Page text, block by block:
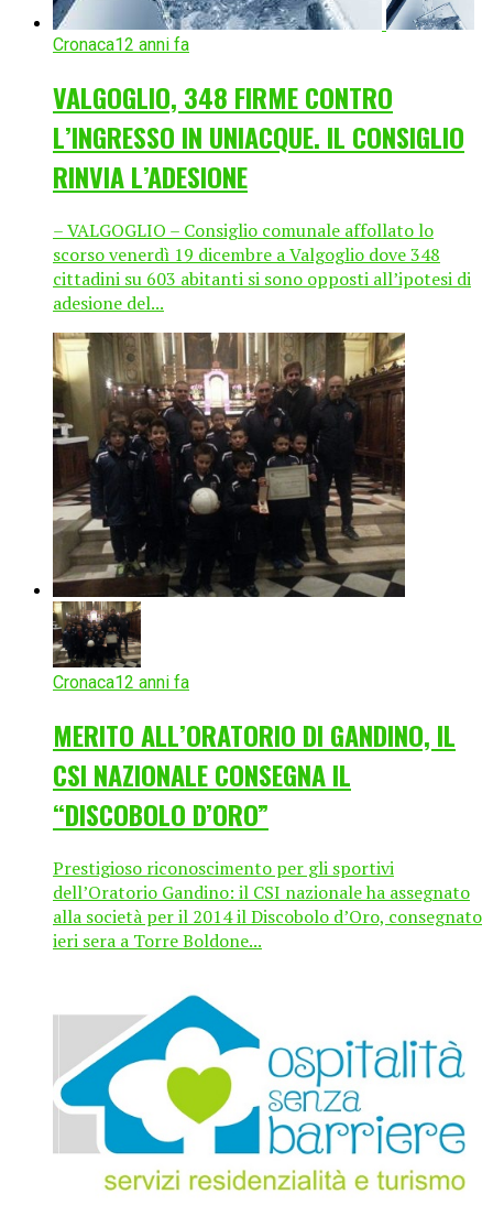
Cronaca12 anni fa
VALGOGLIO, 348 FIRME CONTRO
L’INGRESSO IN UNIACQUE. IL CONSIGLIO
RINVIA L’ADESIONE
– VALGOGLIO – Consiglio comunale affollato lo
scorso venerdì 19 dicembre a Valgoglio dove 348
cittadini su 603 abitanti si sono opposti all’ipotesi di
adesione del...
Cronaca12 anni fa
MERITO ALL’ORATORIO DI GANDINO, IL
CSI NAZIONALE CONSEGNA IL
“DISCOBOLO D’ORO”
Prestigioso riconoscimento per gli sportivi
dell’Oratorio Gandino: il CSI nazionale ha assegnato
alla società per il 2014 il Discobolo d’Oro, consegnato
ieri sera a Torre Boldone...